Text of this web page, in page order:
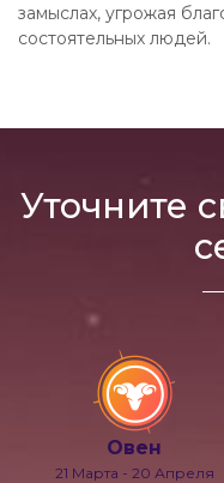
замыслах, угрожая
состоятельных людей.
Уточните
Овен
21 Марта - 20 Апреля